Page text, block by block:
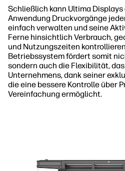
Schließlich kann Ultima Displays
Anwendung Druckvorgänge
einfach verwalten und seine
Ferne hinsichtlich Verbrauch,
und Nutzungszeiten
Betriebssystem fördert somit
sondern auch die Flexibilität,
Unternehmens, dank seiner
die eine bessere Kontrolle über
Vereinfachung ermöglicht.